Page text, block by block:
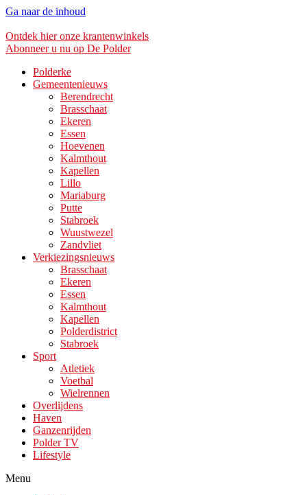
Ga naar de inhoud
Ontdek hier onze krantenwinkels
Abonneer u nu op De Polder
Polderke
Gemeentenieuws
Berendrecht
Brasschaat
Ekeren
Essen
Hoevenen
Kalmthout
Kapellen
Lillo
Mariaburg
Putte
Stabroek
Wuustwezel
Zandvliet
Verkiezingsnieuws
Brasschaat
Ekeren
Essen
Kalmthout
Kapellen
Polderdistrict
Stabroek
Sport
Atletiek
Voetbal
Wielrennen
Overlijdens
Haven
Ganzenrijden
Polder TV
Lifestyle
Menu